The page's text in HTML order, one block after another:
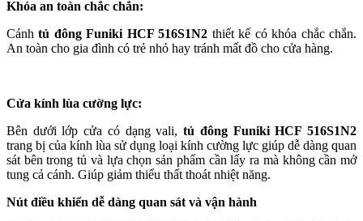
Khóa an toàn chắc chắn:
Cánhtủ đông Funiki HCF 516S1N2 thiết kế có khóa chắc chắn.
An toàn cho gia đình có trẻ nhỏ hay tránh mất đồ cho cửa hàng.
Cửa kính lùa cường lực:
Bên dưới lớp cửa có dạng vali,tủ đông Funiki HCF 516S1N2
trang bị của kính lùa sử dụng loại kính cường lực giúp dễ dàng quan
sát bên trong tủ và lựa chọn sản phẩm cần lấy ra mà không cần mở
tung cả cánh. Giúp giảm thiểu thất thoát nhiệt năng.
Nút điều khiển dễ dàng quan sát và vận hành